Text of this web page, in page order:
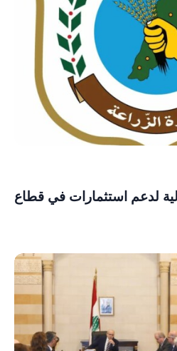
لدعم استثمارات في قطاع